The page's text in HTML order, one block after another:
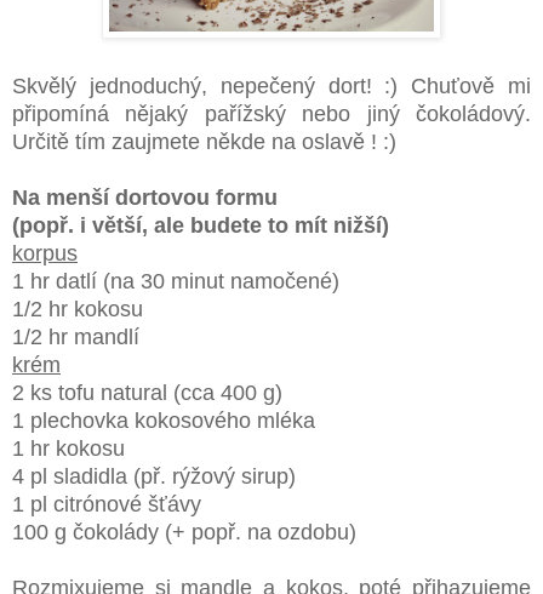
Skvělý jednoduchý, nepečený dort! :) Chuťově mi
připomíná nějaký pařížský nebo jiný čokoládový.
Určitě tím zaujmete někde na oslavě ! :)
Na menší dortovou formu
(popř. i větší, ale budete to mít nižší)
korpus
1 hr datlí (na 30 minut namočené)
1/2 hr kokosu
1/2 hr mandlí
krém
2 ks tofu natural (cca 400 g)
1 plechovka kokosového mléka
1 hr kokosu
4 pl sladidla (př. rýžový sirup)
1 pl citrónové šťávy
100 g čokolády (+ popř. na ozdobu)
Rozmixujeme si mandle a kokos, poté přihazujeme